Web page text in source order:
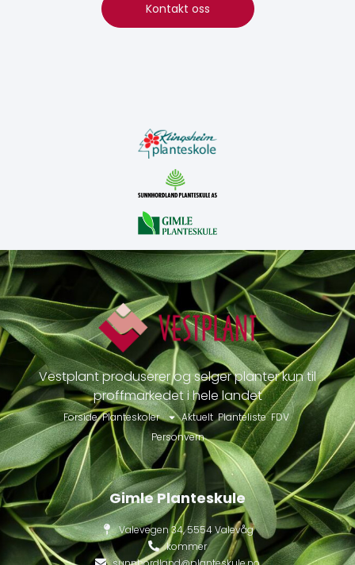
Kontakt oss
Vestplant produserer og selger planter kun til
proffmarkedet i hele landet
Forside Planteskoler Aktuelt Planteliste FDV
Personvern
Gimle Planteskule
Valevegen 34, 5554 Valevåg
kommer